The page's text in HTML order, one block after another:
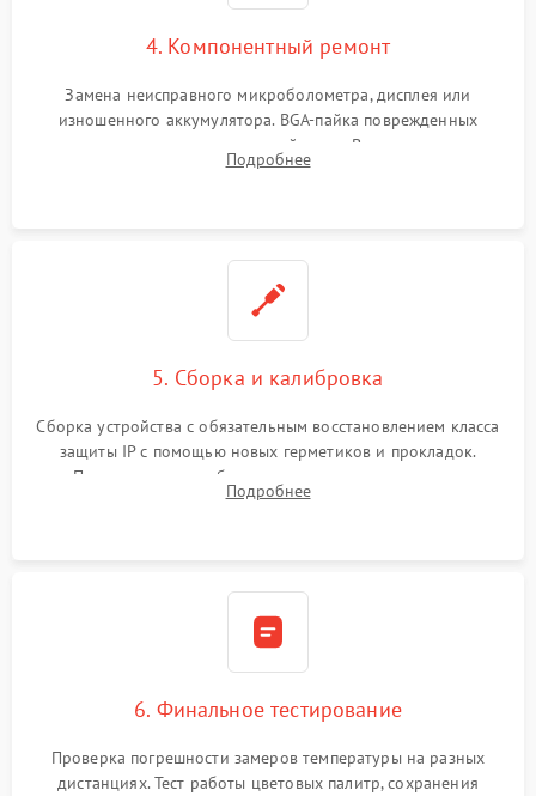
4. Компонентный ремонт
Замена неисправного микроболометра, дисплея или
изношенного аккумулятора. BGA-пайка поврежденных
контроллеров на материнской плате. Восстановление
разъемов и кнопок, замена поврежденных элементов
Подробнее
5. Сборка и калибровка
Сборка устройства с обязательным восстановлением класса
защиты IP с помощью новых герметиков и прокладок.
Программная калибровка матрицы по эталонному
абсолютно черному телу для точного измерения температур.
Подробнее
6. Финальное тестирование
Проверка погрешности замеров температуры на разных
дистанциях. Тест работы цветовых палитр, сохранения